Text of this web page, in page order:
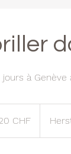
à Genève
CHF